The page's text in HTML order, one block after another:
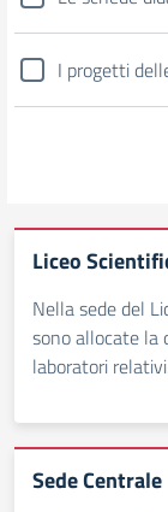
I progetti
Liceo
Nella sede del
sono allocate la
laboratori
Sede Centrale